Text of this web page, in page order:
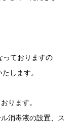
っておりますの
します。
ります。
消毒液の設置、ス